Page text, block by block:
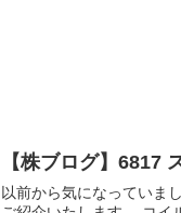
【株ブログ】6817
以前から気になっていま